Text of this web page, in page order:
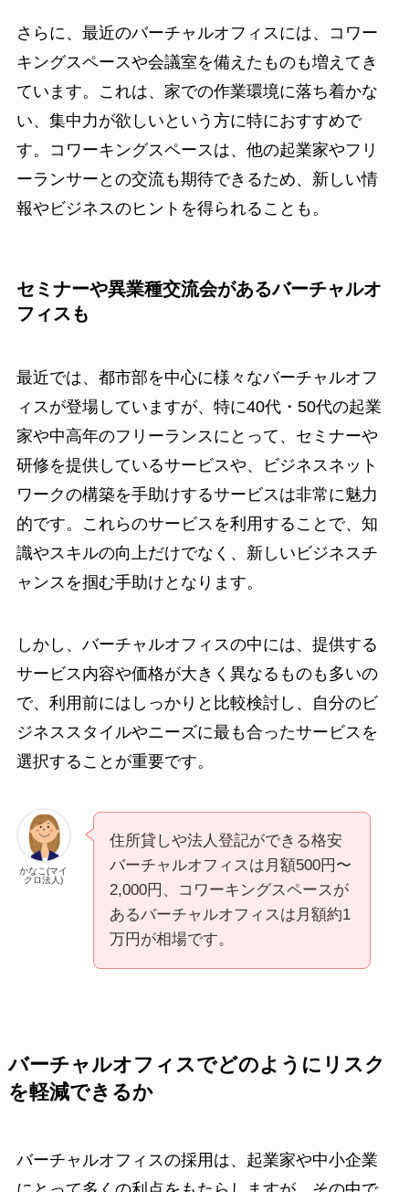
さらに、最近のバーチャルオフィスには、コワー
キングスペースや会議室を備えたものも増えてき
ています。これは、家での作業環境に落ち着かな
い、集中力が欲しいという方に特におすすめで
す。コワーキングスペースは、他の起業家やフリ
ーランサーとの交流も期待できるため、新しい情
報やビジネスのヒントを得られることも。
セミナーや異業種交流会があるバーチャルオ
フィスも
最近では、都市部を中心に様々なバーチャルオフ
ィスが登場していますが、特に40代・50代の起業
家や中高年のフリーランスにとって、セミナーや
研修を提供しているサービスや、ビジネスネット
ワークの構築を手助けするサービスは非常に魅力
的です。これらのサービスを利用することで、知
識やスキルの向上だけでなく、新しいビジネスチ
ャンスを掴む手助けとなります。
しかし、バーチャルオフィスの中には、提供する
サービス内容や価格が大きく異なるものも多いの
で、利用前にはしっかりと比較検討し、自分のビ
ジネススタイルやニーズに最も合ったサービスを
選択することが重要です。
かなこ(マイ
クロ法人)
住所貸しや法人登記ができる格安
バーチャルオフィスは月額500円〜
2,000円、コワーキングスペースが
あるバーチャルオフィスは月額約1
万円が相場です。
バーチャルオフィスでどのようにリスク
を軽減できるか
バーチャルオフィスの採用は、起業家や中小企業